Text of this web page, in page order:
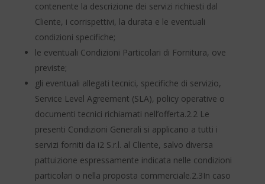
contenente la descrizione dei servizi richiesti dal
Cliente, i corrispettivi, la durata e le eventuali
condizioni specifiche;
le eventuali Condizioni Particolari di Fornitura, ove
previste;
gli eventuali allegati tecnici, specifiche di servizio,
Service Level Agreement (SLA), policy operative o
documenti tecnici richiamati nell’offerta.2.2 Le
presenti Condizioni Generali si applicano a tutti i
servizi forniti da i2 S.r.l. al Cliente, salvo diversa
pattuizione espressamente indicata nelle condizioni
particolari o nella proposta commerciale.2.3In caso